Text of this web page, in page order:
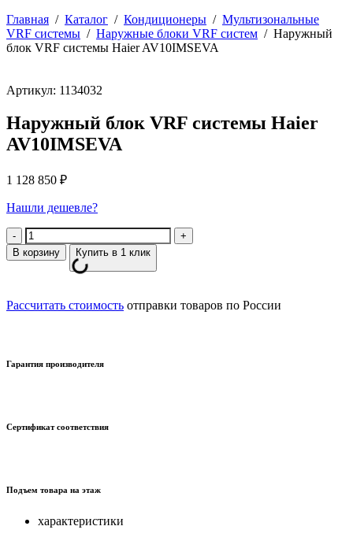
Главная / Каталог / Кондиционеры / Мультизональные
VRF системы / Наружные блоки VRF систем / Наружный
блок VRF системы Haier AV10IMSEVA
Артикул: 1134032
Наружный блок VRF системы Haier
AV10IMSEVA
1 128 850 ₽
Нашли дешевле?
Количество
В корзину Купить в 1 клик
Рассчитать стоимость отправки товаров по России
Гарантия производителя
Сертификат соответствия
Подъем товара на этаж
характеристики